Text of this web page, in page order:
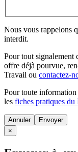
Nous vous rappelons
interdit.
Pour tout signalement
offre déjà pourvue,
Travail ou contactez-
Pour toute
les fiches pratiques
Annuler
×